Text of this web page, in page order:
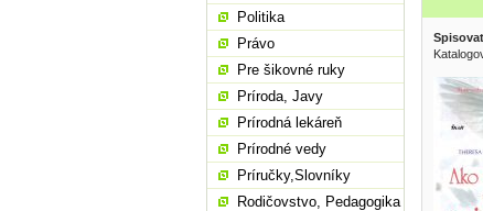
Politika
Právo
Pre šikovné ruky
Príroda, Javy
Prírodná lekáreň
Prírodné vedy
Príručky,Slovníky
Rodičovstvo, Pedagogika